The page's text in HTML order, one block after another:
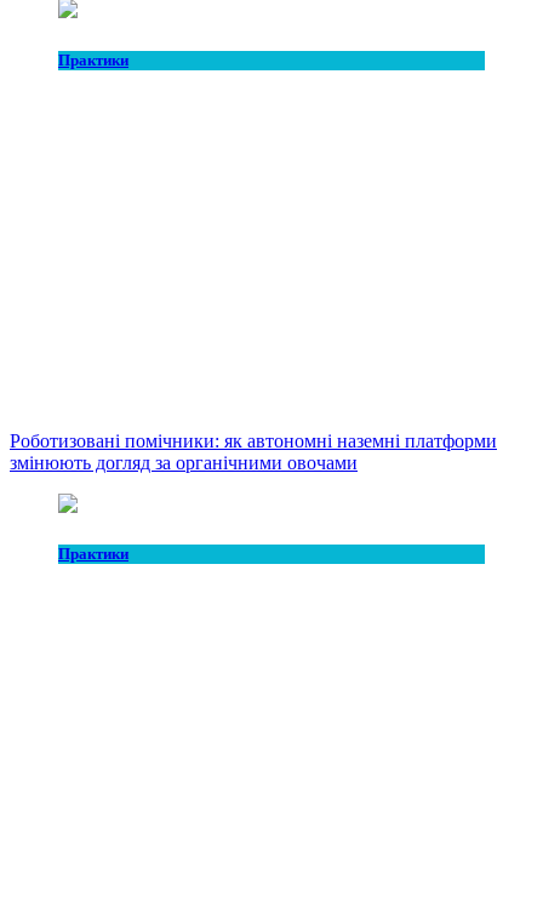
Практики
Роботизовані помічники: як автономні наземні платформи
змінюють догляд за органічними овочами
Практики